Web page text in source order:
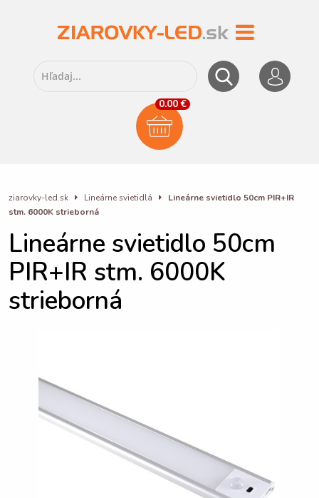
0.00 €
ziarovky-led.sk Lineárne svietidlá
Lineárne svietidlo 50cm PIR+IR
stm. 6000K strieborná
Lineárne svietidlo 50cm
PIR+IR stm. 6000K
strieborná